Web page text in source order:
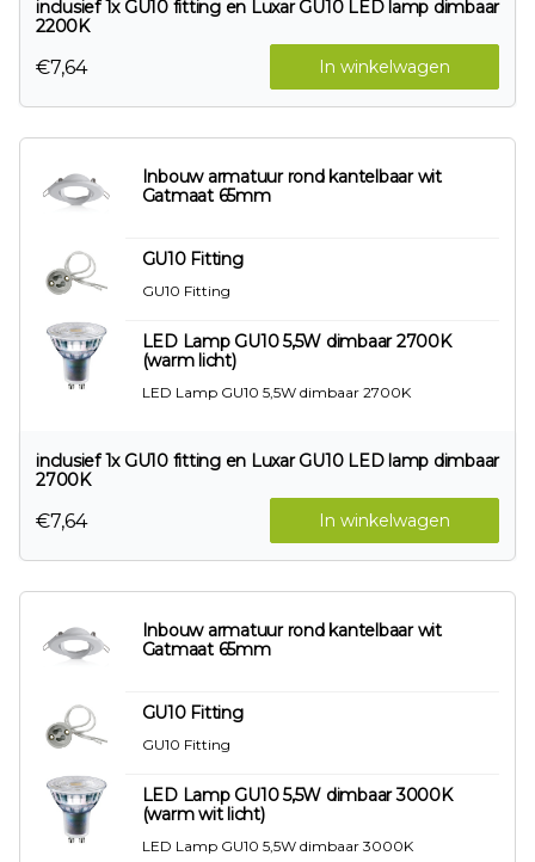
inclusief 1x GU10 fitting en Luxar GU10 LED lamp dimbaar
2200K
In winkelwagen
€7,64
Inbouw armatuur rond kantelbaar wit
Gatmaat 65mm
GU10 Fitting
GU10 Fitting
LED Lamp GU10 5,5W dimbaar 2700K
(warm licht)
LED Lamp GU10 5,5W dimbaar 2700K
inclusief 1x GU10 fitting en Luxar GU10 LED lamp dimbaar
2700K
In winkelwagen
€7,64
Inbouw armatuur rond kantelbaar wit
Gatmaat 65mm
GU10 Fitting
GU10 Fitting
LED Lamp GU10 5,5W dimbaar 3000K
(warm wit licht)
LED Lamp GU10 5,5W dimbaar 3000K